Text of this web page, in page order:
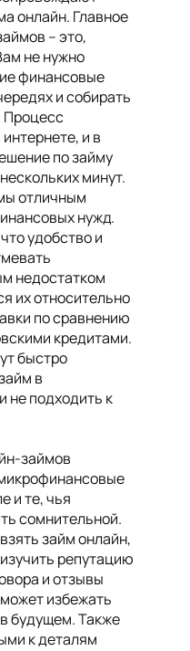
онлайн. Главное
– это,
не нужно
финансовые
и собирать
Процесс
и в
по займу
минут.
отличным
нужд.
удобство и
недостатком
их относительно
по сравнению
кредитами.
быстро
в
не подходить к
займов
и те, чья
сомнительной.
займ онлайн,
репутацию
и отзывы
избежать
будущем. Также
к деталям